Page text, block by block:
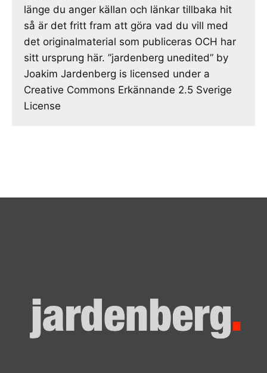
länge du anger källan och länkar tillbaka hit
så är det fritt fram att göra vad du vill med
det originalmaterial som publiceras OCH har
sitt ursprung här. ”jardenberg unedited” by
Joakim Jardenberg is licensed under a
Creative Commons Erkännande 2.5 Sverige
License